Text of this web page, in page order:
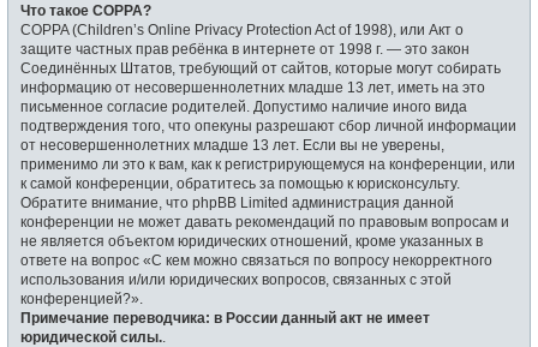
Что такое COPPA?
COPPA (Children’s Online Privacy Protection Act of 1998), или Акт о
защите частных прав ребёнка в интернете от 1998 г. — это закон
Соединённых Штатов, требующий от сайтов, которые могут собирать
информацию от несовершеннолетних младше 13 лет, иметь на это
письменное согласие родителей. Допустимо наличие иного вида
подтверждения того, что опекуны разрешают сбор личной информации
от несовершеннолетних младше 13 лет. Если вы не уверены,
применимо ли это к вам, как к регистрирующемуся на конференции, или
к самой конференции, обратитесь за помощью к юрисконсульту.
Обратите внимание, что phpBB Limited администрация данной
конференции не может давать рекомендаций по правовым вопросам и
не является объектом юридических отношений, кроме указанных в
ответе на вопрос «С кем можно связаться по вопросу некорректного
использования и/или юридических вопросов, связанных с этой
конференцией?».
Примечание переводчика: в России данный акт не имеет
юридической силы.